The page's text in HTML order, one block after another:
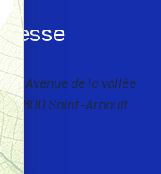
10 Avenue de la vallée
14800 Saint-Arnoult